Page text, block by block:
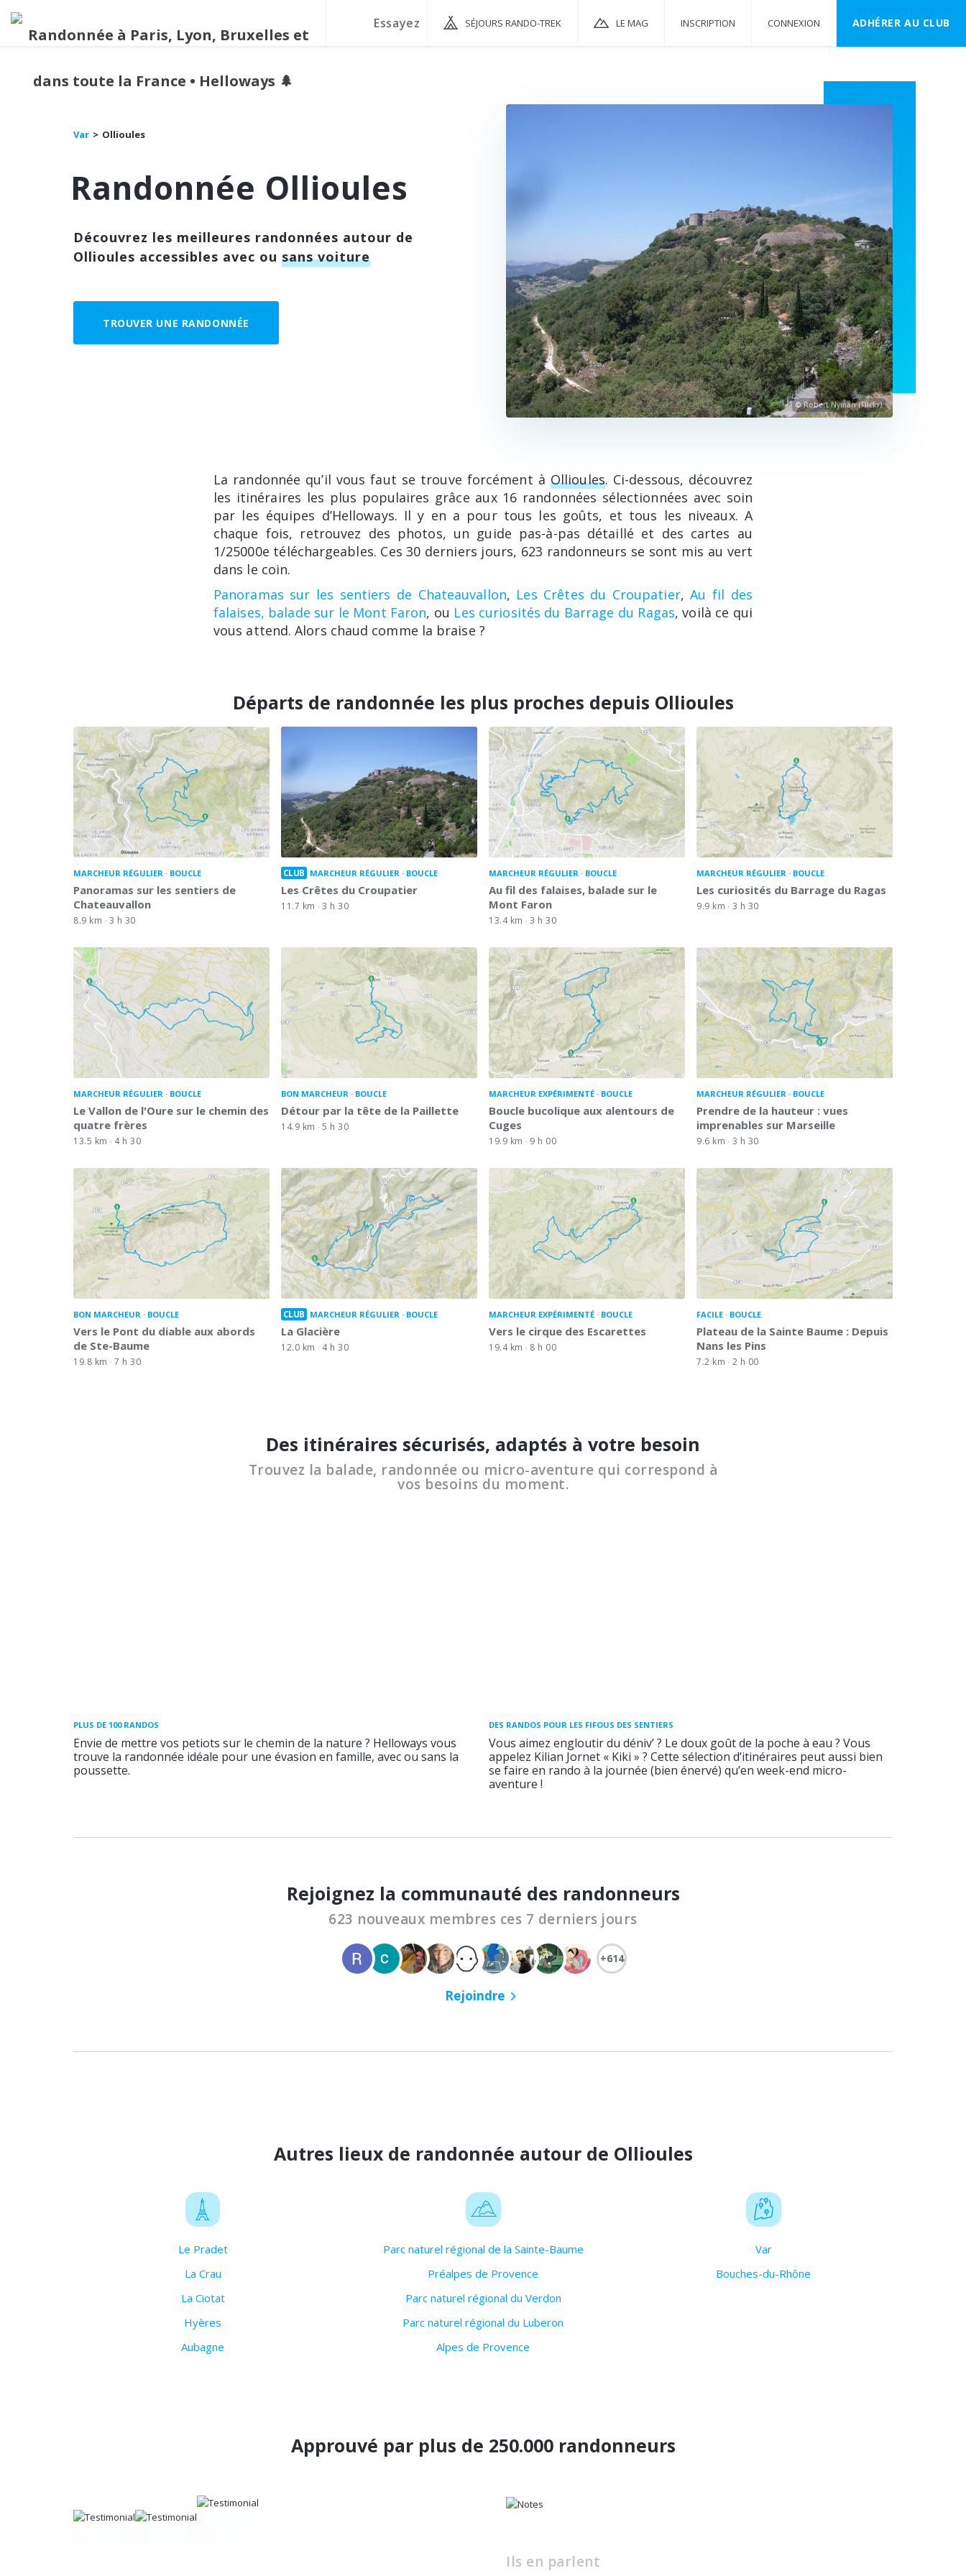
SÉJOURS RANDO-TREK LE MAG INSCRIPTION CONNEXION ADHÉRER AU CLUB
Var Ollioules
Randonnée Ollioules
Découvrez les meilleures randonnées autour de
Ollioules accessibles avec ou sans voiture
TROUVER UNE RANDONNÉE
© Robert Nyman (Flickr)
La randonnée qu’il vous faut se trouve forcément àOllioules. Ci-dessous, découvrez
les itinéraires les plus populaires grâce aux 16 randonnées sélectionnées avec soin
par les équipes d’Helloways. Il y en a pour tous les goûts, et tous les niveaux. A
chaque fois, retrouvez des photos, un guide pas-à-pas détaillé et des cartes au
1/25000e téléchargeables. Ces 30 derniers jours, 623 randonneurs se sont mis au vert
dans le coin.
Panoramas sur les sentiers de Chateauvallon, Les Crêtes du Croupatier,Au fil des
falaises, balade sur le Mont Faron, ou Les curiosités du Barrage du Ragas, voilà ce qui
vous attend. Alors chaud comme la braise ?
Départs de randonnée les plus proches depuis Ollioules
MARCHEUR RÉGULIER BOUCLE
Panoramas sur les sentiers de
Chateauvallon
8.9 km 3 h 30
CLUB MARCHEUR RÉGULIER BOUCLE
Les Crêtes du Croupatier
11.7 km 3 h 30
MARCHEUR RÉGULIER BOUCLE
Au fil des falaises, balade sur le
Mont Faron
13.4 km 3 h 30
MARCHEUR RÉGULIER BOUCLE
Les curiosités du Barrage du Ragas
9.9 km 3 h 30
MARCHEUR RÉGULIER BOUCLE
Le Vallon de l'Oure sur le chemin des
quatre frères
13.5 km 4 h 30
BON MARCHEUR BOUCLE
Détour par la tête de la Paillette
14.9 km 5 h 30
MARCHEUR EXPÉRIMENTÉ BOUCLE
Boucle bucolique aux alentours de
Cuges
19.9 km 9 h 00
MARCHEUR RÉGULIER BOUCLE
Prendre de la hauteur : vues
imprenables sur Marseille
9.6 km 3 h 30
BON MARCHEUR BOUCLE
Vers le Pont du diable aux abords
de Ste-Baume
19.8 km 7 h 30
CLUB MARCHEUR RÉGULIER BOUCLE
La Glacière
12.0 km 4 h 30
MARCHEUR EXPÉRIMENTÉ BOUCLE
Vers le cirque des Escarettes
19.4 km 8 h 00
FACILE BOUCLE
Plateau de la Sainte Baume : Depuis
Nans les Pins
7.2 km 2 h 00
Des itinéraires sécurisés, adaptés à votre besoin
Trouvez la balade, randonnée ou micro-aventure qui correspond à
vos besoins du moment.
PLUS DE 100 RANDOS
Envie de mettre vos petiots sur le chemin de la nature ? Helloways vous
trouve la randonnée idéale pour une évasion en famille, avec ou sans la
poussette.
DES RANDOS POUR LES FIFOUS DES SENTIERS
Vous aimez engloutir du déniv’ ? Le doux goût de la poche à eau ? Vous
appelez Kilian Jornet « Kiki » ? Cette sélection d’itinéraires peut aussi bien
se faire en rando à la journée (bien énervé) qu’en week-end micro-
aventure !
Rejoignez la communauté des randonneurs
623 nouveaux membres ces 7 derniers jours
+614
Rejoindre
Autres lieux de randonnée autour de Ollioules
Le Pradet
La Crau
La Ciotat
Hyères
Aubagne
Parc naturel régional de la Sainte-Baume
Préalpes de Provence
Parc naturel régional du Verdon
Parc naturel régional du Luberon
Alpes de Provence
Var
Bouches-du-Rhône
Approuvé par plus de 250.000 randonneurs
Ils en parlent